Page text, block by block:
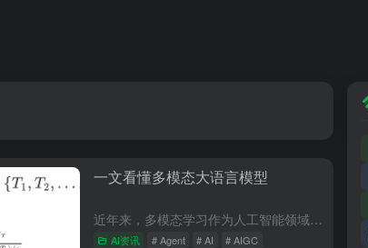
一文看懂多模态大语言模型
近年来，多模态学习作为人工智能领域的重要研究方向取得了突破性进展。本文将以专业技术视角，对当前最具代表性的两种多模态学习模型——CLIP和SigLIP进行系统性分析，重点剖析其技术原理、创新特点及实际...
AI资讯 # Agent # AI # AIGC